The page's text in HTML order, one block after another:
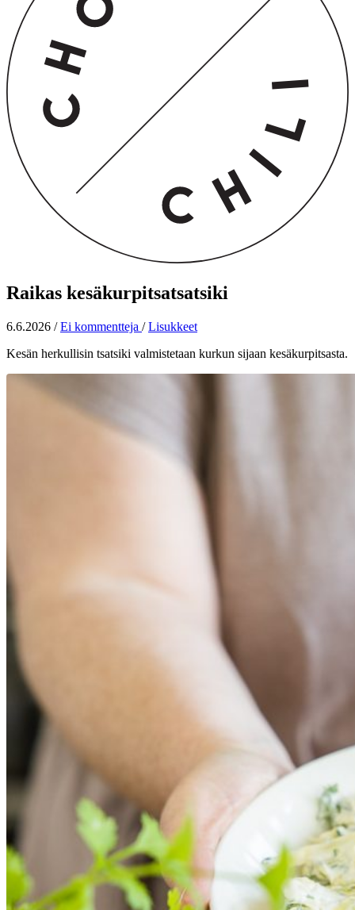
Raikas kesäkurpitsatsatsiki
6.6.2026 / Ei kommentteja / Lisukkeet
Kesän herkullisin tsatsiki valmistetaan kurkun sijaan kesäkurpitsasta.